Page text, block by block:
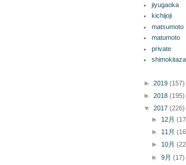
jiyugaoka
kichijoji
matsumoto
matumoto
private
► 2019 (157)
► 2018 (195)
▼ 2017 (226)
► 12月
► 11月
► 10月
►9月(17)